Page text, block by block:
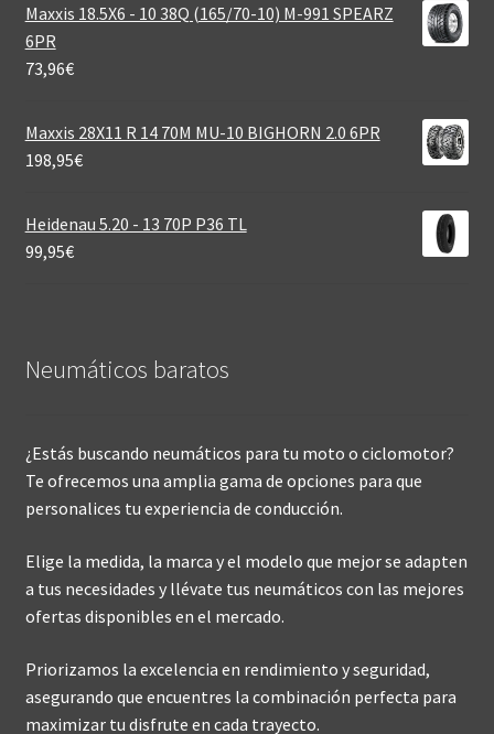
Maxxis 18.5X6 - 10 38Q (165/70-10) M-991 SPEARZ
6PR
73,96€
Maxxis 28X11 R 14 70M MU-10 BIGHORN 2.0 6PR
198,95€
Heidenau 5.20 - 13 70P P36 TL
99,95€
Neumáticos baratos
¿Estás buscando neumáticos para tu moto o ciclomotor?
Te ofrecemos una amplia gama de opciones para que
personalices tu experiencia de conducción.
Elige la medida, la marca y el modelo que mejor se adapten
a tus necesidades y llévate tus neumáticos con las mejores
ofertas disponibles en el mercado.
Priorizamos la excelencia en rendimiento y seguridad,
asegurando que encuentres la combinación perfecta para
maximizar tu disfrute en cada trayecto.